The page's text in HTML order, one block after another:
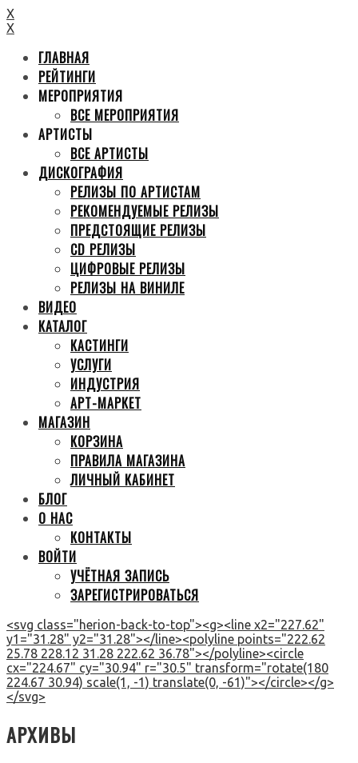
X
X
ГЛАВНАЯ
РЕЙТИНГИ
МЕРОПРИЯТИЯ
ВСЕ МЕРОПРИЯТИЯ
АРТИСТЫ
ВСЕ АРТИСТЫ
ДИСКОГРАФИЯ
РЕЛИЗЫ ПО АРТИСТАМ
РЕКОМЕНДУЕМЫЕ РЕЛИЗЫ
ПРЕДСТОЯЩИЕ РЕЛИЗЫ
CD РЕЛИЗЫ
ЦИФРОВЫЕ РЕЛИЗЫ
РЕЛИЗЫ НА ВИНИЛЕ
ВИДЕО
КАТАЛОГ
КАСТИНГИ
УСЛУГИ
ИНДУСТРИЯ
АРТ-МАРКЕТ
МАГАЗИН
КОРЗИНА
ПРАВИЛА МАГАЗИНА
ЛИЧНЫЙ КАБИНЕТ
БЛОГ
О НАС
КОНТАКТЫ
ВОЙТИ
УЧЁТНАЯ ЗАПИСЬ
ЗАРЕГИСТРИРОВАТЬСЯ
<svg class="herion-back-to-top"><g><line x2="227.62"
y1="31.28" y2="31.28"></line><polyline points="222.62
25.78 228.12 31.28 222.62 36.78"></polyline><circle
cx="224.67" cy="30.94" r="30.5" transform="rotate(180
224.67 30.94) scale(1, -1) translate(0, -61)"></circle></g>
</svg>
АРХИВЫ